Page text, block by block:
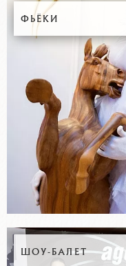
ФЬЁКИ
ШОУ-БАЛЕТ